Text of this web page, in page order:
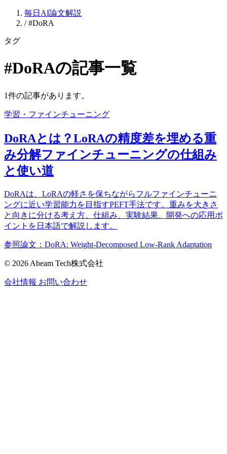
毎日AI論文解説
/ #DoRA
タグ
#DoRAの記事一覧
1件の記事があります。
学習・ファインチューニング
DoRAとは？LoRAの精度差を埋める重
み分解ファインチューニングの仕組み
と使い道
DoRAは、LoRAの軽さを保ちながらフルファインチューニ
ングに近い学習能力を目指すPEFT手法です。重みを大きさ
と向きに分ける考え方、仕組み、実験結果、開発への応用ポ
イントを日本語で解説します。
参照論文：DoRA: Weight-Decomposed Low-Rank Adaptation
© 2026 Abeam Tech株式会社
会社情報 お問い合わせ